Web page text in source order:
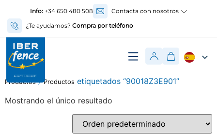
Info:+34 650 480 508
Contacta con nosotros
¿Te ayudamos? Compra por teléfono
Productos/Productos etiquetados “90018Z3E901”
Mostrando el único resultado